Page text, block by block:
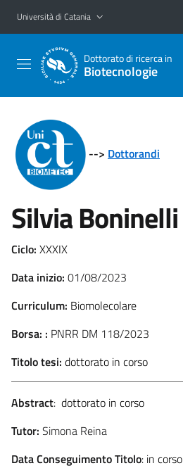
Vai al contenuto principale
Vai al menu di navigazione
Università di Catania
Dottorato di ricerca in
Biotecnologie
--> Dottorandi
Silvia Boninelli
Ciclo: XXXIX
Data inizio: 01/08/2023
Curriculum: Biomolecolare
Borsa: : PNRR DM 118/2023
Titolo tesi: dottorato in corso
Abstract: dottorato in corso
Tutor: Simona Reina
Data Conseguimento Titolo: in corso